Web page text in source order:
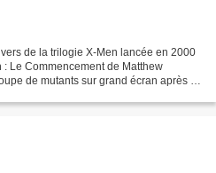
de la trilogie X-Men lancée en 2000
Le Commencement de Matthew
de mutants sur grand écran après 5